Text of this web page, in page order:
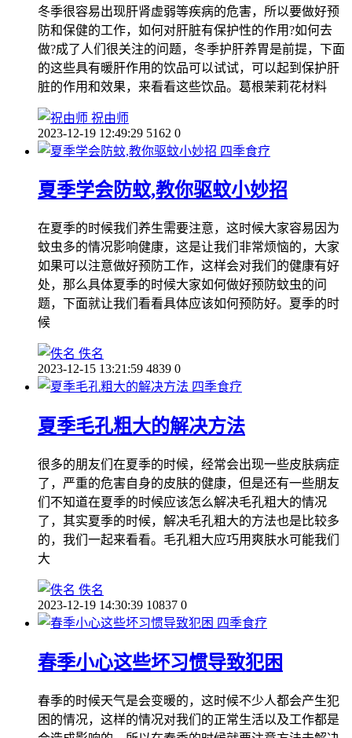
冬季很容易出现肝肾虚弱等疾病的危害，所以要做好预
防和保健的工作，如何对肝脏有保护性的作用?如何去
做?成了人们很关注的问题，冬季护肝养胃是前提，下面
的这些具有暖肝作用的饮品可以试试，可以起到保护肝
脏的作用和效果，来看看这些饮品。葛根茉莉花材料
祝由师
2023-12-19 12:49:29 5162 0
四季食疗
夏季学会防蚊,教你驱蚊小妙招
在夏季的时候我们养生需要注意，这时候大家容易因为
蚊虫多的情况影响健康，这是让我们非常烦恼的，大家
如果可以注意做好预防工作，这样会对我们的健康有好
处，那么具体夏季的时候大家如何做好预防蚊虫的问
题，下面就让我们看看具体应该如何预防好。夏季的时
候
佚名
2023-12-15 13:21:59 4839 0
四季食疗
夏季毛孔粗大的解决方法
很多的朋友们在夏季的时候，经常会出现一些皮肤病症
了，严重的危害自身的皮肤的健康，但是还有一些朋友
们不知道在夏季的时候应该怎么解决毛孔粗大的情况
了，其实夏季的时候，解决毛孔粗大的方法也是比较多
的，我们一起来看看。毛孔粗大应巧用爽肤水可能我们
大
佚名
2023-12-19 14:30:39 10837 0
四季食疗
春季小心这些坏习惯导致犯困
春季的时候天气是会变暖的，这时候不少人都会产生犯
困的情况，这样的情况对我们的正常生活以及工作都是